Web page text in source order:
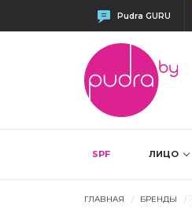
Pudra GURU
SPF ЛИЦО
ГЛАВНАЯ БРЕНДЫ